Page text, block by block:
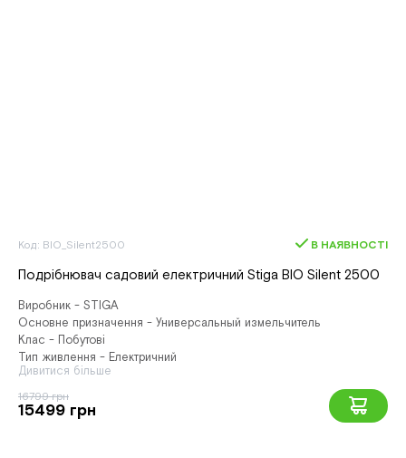
Код: BIO_Silent2500 В НАЯВНОСТІ
Подрібнювач садовий електричний Stiga BIO Silent 2500
Виробник - STIGA
Основне призначення - Универсальный измельчитель
Клас - Побутові
Тип живлення - Електричний
Дивитися більше
16799 грн
15499 грн